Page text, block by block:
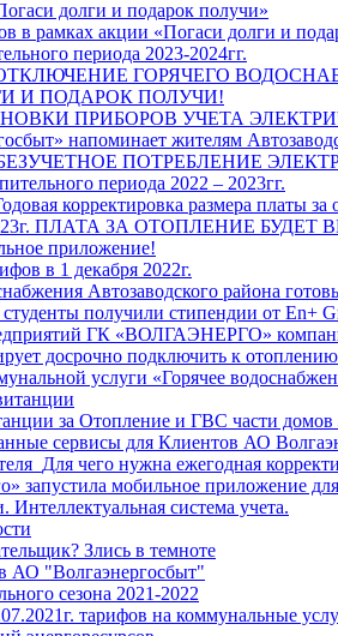
долги и подарок получи»
в рамках акции «Погаси долги и
периода 2023-2024гг.
ГОРЯЧЕГО
И ПОДАРОК ПОЛУЧИ!
ПРИБОРОВ УЧЕТА
напоминает жителям
ПОТРЕБЛЕНИЕ
периода 2022 – 2023гг.
корректировка размера платы за
ПЛАТА ЗА ОТОПЛЕНИЕ
приложение!
в 1 декабря 2022г.
Автозаводского района
получили стипендии от En+
ГК «ВОЛГАЭНЕРГО»
досрочно подключить к
услуги «Горячее
за Отопление и ГВС части домов
сервисы для Клиентов АО
чего нужна ежегодная
запустила мобильное приложение
Интеллектуальная система учета.
Злись в темноте
АО "Волгаэнергосбыт"
сезона 2021-2022
тарифов на коммунальные